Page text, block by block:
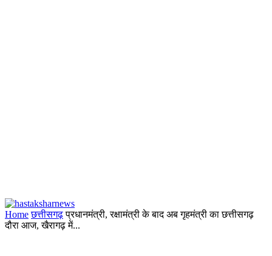
Home छत्तीसगढ़ प्रधानमंत्री, रक्षामंत्री के बाद अब गृहमंत्री का छत्तीसगढ़
दौरा आज, खैरागढ़ में...